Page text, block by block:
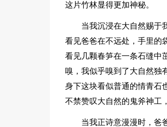
这片竹林显得更加神秘。
当我沉浸在大自然赐于
看见爸爸在不远处，手里的
看见几颗春笋在一条石缝中
嗅，我似乎嗅到了大自然独
身下这块看似普通的情青石
不禁赞叹大自然的鬼斧神工
当我正诗意漫漫时，爸